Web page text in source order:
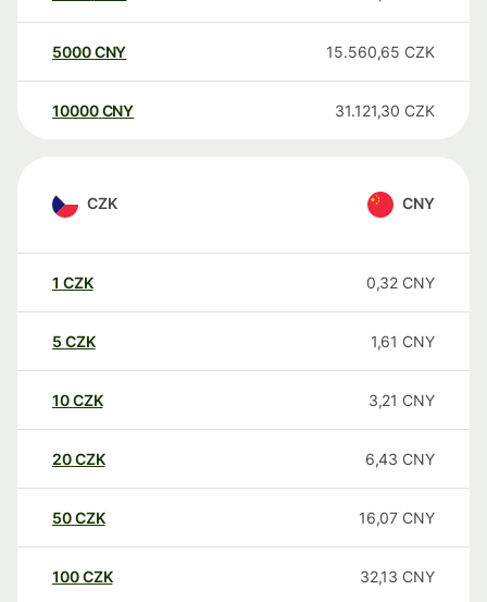
5000CNY 15.560,65 CZK
10000 CNY 31.121,30 CZK
CZK CNY
1 CZK 0,32 CNY
5 CZK 1,61 CNY
10CZK 3,21 CNY
20CZK 6,43 CNY
50CZK 16,07 CNY
100CZK 32,13 CNY